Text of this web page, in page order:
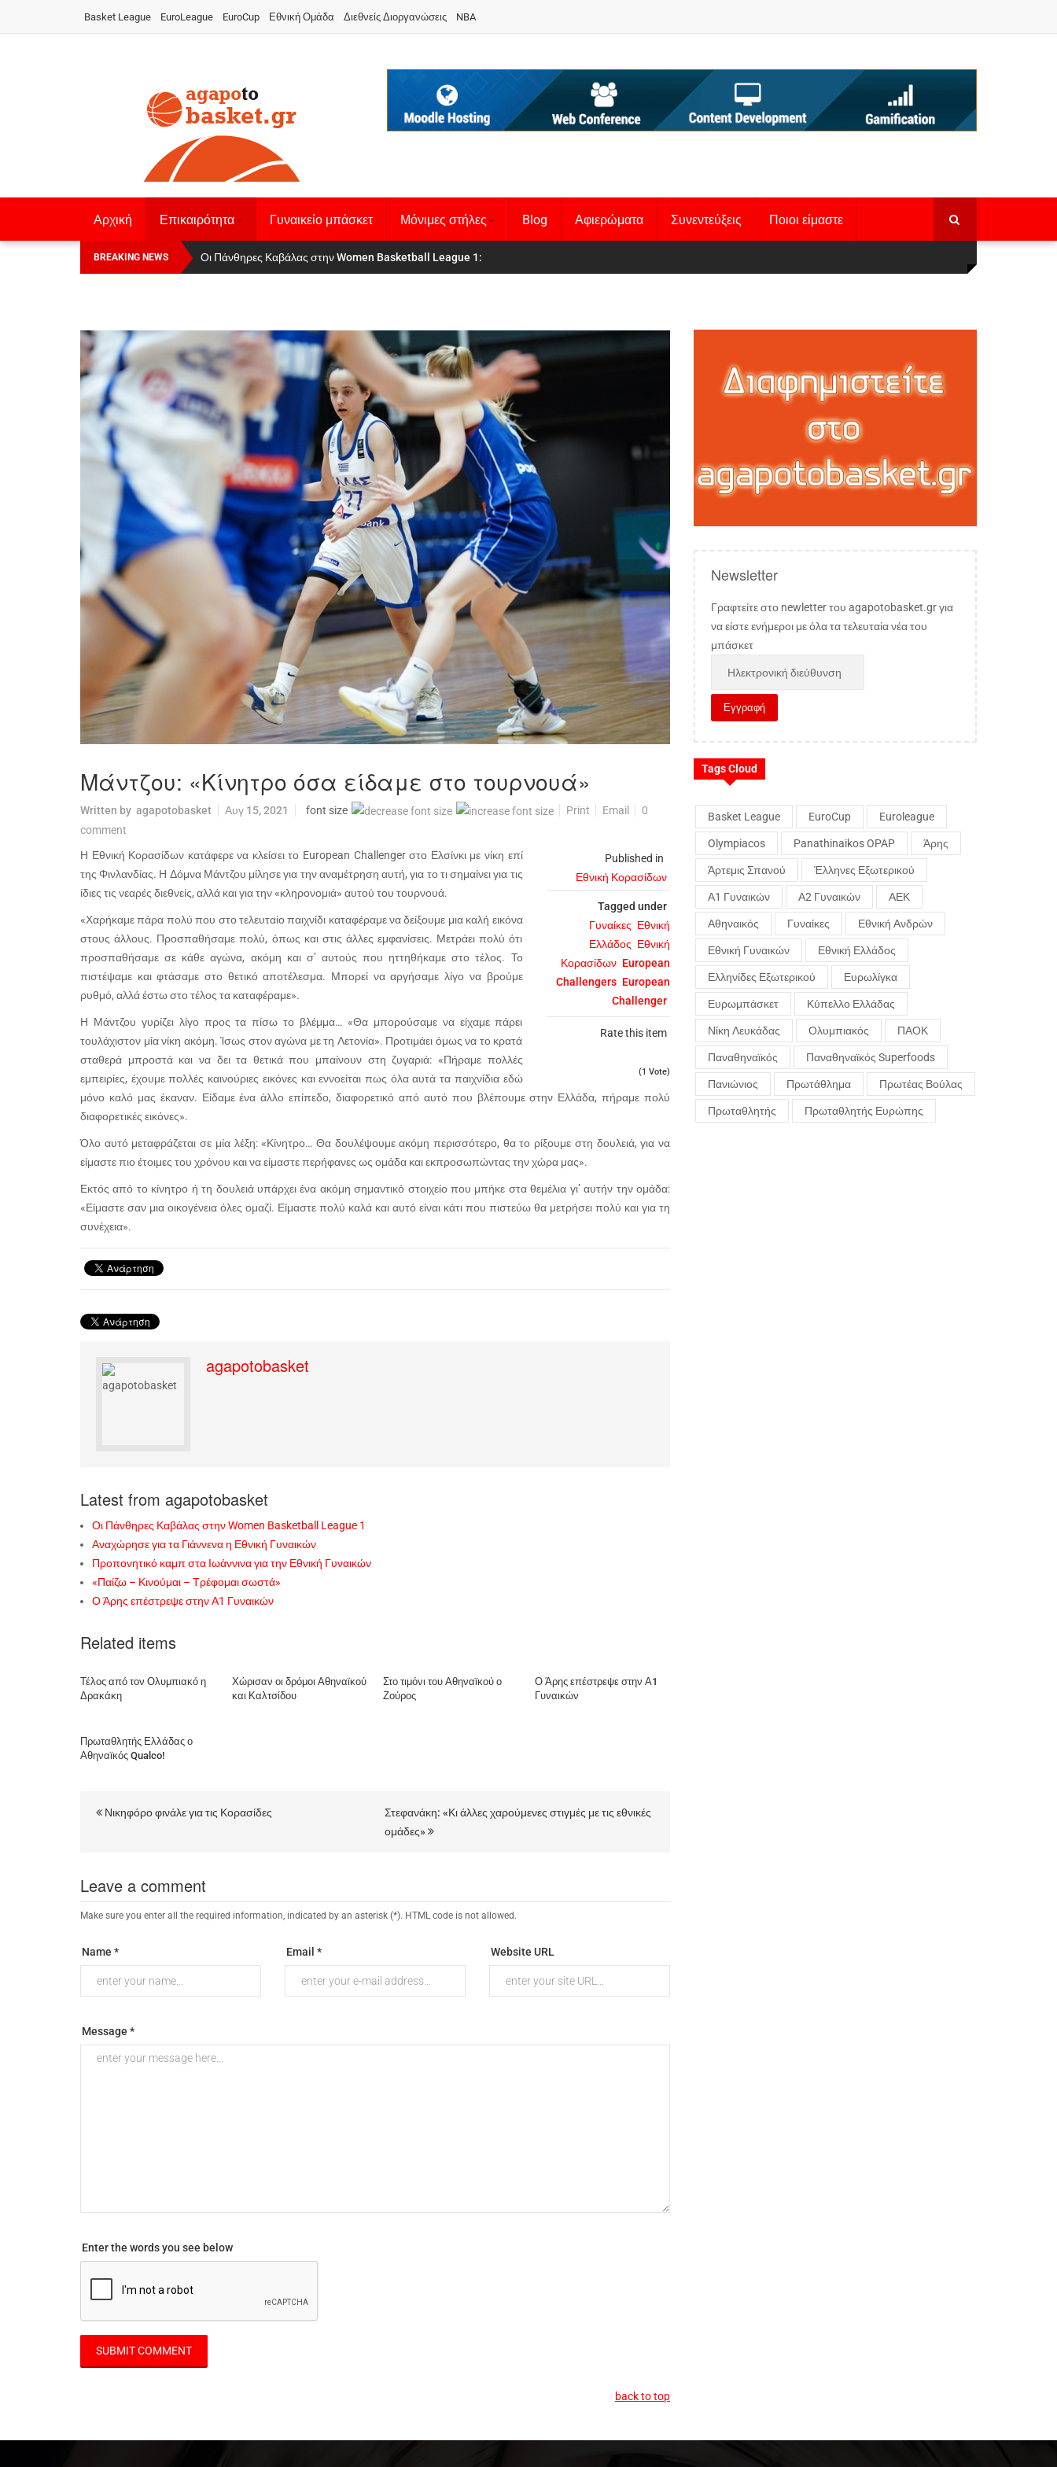
Basket League EuroLeague EuroCup Εθνική Ομάδα Διεθνείς Διοργανώσεις NBA
Αρχική Επικαιρότητα Γυναικείο μπάσκετ Μόνιμες στήλες Blog Αφιερώματα Συνεντεύξεις Ποιοι είμαστε
BREAKING NEWS Οι Πάνθηρες Καβάλας στην Women Basketball League 1
Αναχώρησε για τα Γιάννενα η Εθνική Γυναικών
Μάντζου: «Κίνητρο όσα είδαμε στο τουρνουά»
Written by agapotobasket Αυγ 15, 2021 font size Print Email
0
comment
Published in
Εθνική Κορασίδων
Tagged under
Γυναίκες Εθνική
Ελλάδος Εθνική
Κορασίδων European
Challengers European
Challenger
Rate this item
(1 Vote)
Η Εθνική Κορασίδων κατάφερε να κλείσει το European Challenger στο Ελσίνκι με νίκη επί
της Φινλανδίας. Η Δόμνα Μάντζου μίλησε για την αναμέτρηση αυτή, για το τι σημαίνει για τις
ίδιες τις νεαρές διεθνείς, αλλά και για την «κληρονομιά» αυτού του τουρνουά.
«Χαρήκαμε πάρα πολύ που στο τελευταίο παιχνίδι καταφέραμε να δείξουμε μια καλή εικόνα
στους άλλους. Προσπαθήσαμε πολύ, όπως και στις άλλες εμφανίσεις. Μετράει πολύ ότι
προσπαθήσαμε σε κάθε αγώνα, ακόμη και σ’ αυτούς που ηττηθήκαμε στο τέλος. Το
πιστέψαμε και φτάσαμε στο θετικό αποτέλεσμα. Μπορεί να αργήσαμε λίγο να βρούμε
ρυθμό, αλλά έστω στο τέλος τα καταφέραμε».
Η Μάντζου γυρίζει λίγο προς τα πίσω το βλέμμα… «Θα μπορούσαμε να είχαμε πάρει
τουλάχιστον μία νίκη ακόμη. Ίσως στον αγώνα με τη Λετονία». Προτιμάει όμως να το κρατά
σταθερά μπροστά και να δει τα θετικά που μπαίνουν στη ζυγαριά: «Πήραμε πολλές
εμπειρίες, έχουμε πολλές καινούριες εικόνες και εννοείται πως όλα αυτά τα παιχνίδια εδώ
μόνο καλό μας έκαναν. Είδαμε ένα άλλο επίπεδο, διαφορετικό από αυτό που βλέπουμε στην Ελλάδα, πήραμε πολύ
διαφορετικές εικόνες».
Όλο αυτό μεταφράζεται σε μία λέξη: «Κίνητρο… Θα δουλέψουμε ακόμη περισσότερο, θα το ρίξουμε στη δουλειά, για να
είμαστε πιο έτοιμες του χρόνου και να είμαστε περήφανες ως ομάδα και εκπροσωπώντας την χώρα μας».
Εκτός από το κίνητρο ή τη δουλειά υπάρχει ένα ακόμη σημαντικό στοιχείο που μπήκε στα θεμέλια γι’ αυτήν την ομάδα:
«Είμαστε σαν μια οικογένεια όλες ομαζί. Είμαστε πολύ καλά και αυτό είναι κάτι που πιστεύω θα μετρήσει πολύ και για τη
συνέχεια».
agapotobasket
Latest from agapotobasket
Οι Πάνθηρες Καβάλας στην Women Basketball League 1
Αναχώρησε για τα Γιάννενα η Εθνική Γυναικών
Προπονητικό καμπ στα Ιωάννινα για την Εθνική Γυναικών
«Παίζω – Κινούμαι – Τρέφομαι σωστά»
Ο Άρης επέστρεψε στην Α1 Γυναικών
Related items
Τέλος από τον Ολυμπιακό η
Δρακάκη
Χώρισαν οι δρόμοι Αθηναϊκού
και Καλτσίδου
Στο τιμόνι του Αθηναϊκού ο
Ζούρος
Ο Άρης επέστρεψε στην Α1
Γυναικών
Πρωταθλητής Ελλάδας ο
Αθηναϊκός Qualco!
Νικηφόρο φινάλε για τις Κορασίδες
Στεφανάκη: «Κι άλλες χαρούμενες στιγμές με τις εθνικές
ομάδες»
Leave a comment
Make sure you enter all the required information, indicated by an asterisk (*). HTML code is not allowed.
Name * Email * Website URL
Message *
Enter the words you see below
back to top
Newsletter
Γραφτείτε στο newletter του agapotobasket.gr για
να είστε ενήμεροι με όλα τα τελευταία νέα του
μπάσκετ
Tags Cloud
Basket League EuroCup Euroleague
Olympiacos Panathinaikos OPAP Άρης
Άρτεμις Σπανού Έλληνες Εξωτερικού
Α1 Γυναικών Α2 Γυναικών ΑΕΚ
Αθηναικός Γυναίκες Εθνική Ανδρών
Εθνική Γυναικών Εθνική Ελλάδος
Ελληνίδες Εξωτερικού Ευρωλίγκα
Ευρωμπάσκετ Κύπελλο Ελλάδας
Νίκη Λευκάδας Ολυμπιακός ΠΑΟΚ
Παναθηναϊκός Παναθηναϊκός Superfoods
Πανιώνιος Πρωτάθλημα Πρωτέας Βούλας
Πρωταθλητής Πρωταθλητής Ευρώπης